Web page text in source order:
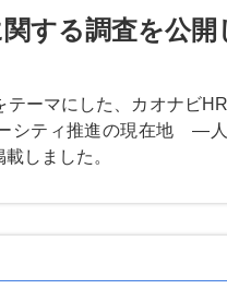
する調査を公開
テーマにした、カオナビ
ーシティ推進の現在地 ―
しました。